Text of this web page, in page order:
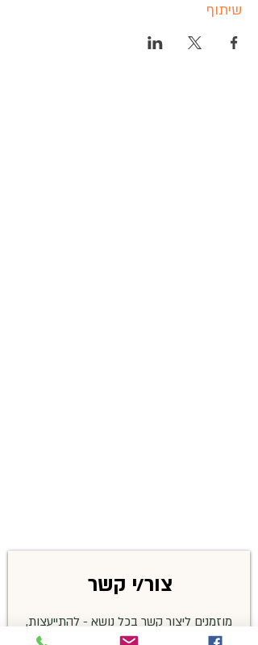
שיתוף
צור/י קשר
מוזמנים ליצור קשר בכל נושא - להתייעצות,
שאלות בנושא זיהויים, פרטים על האירועים,